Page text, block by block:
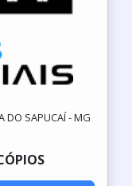
DO SAPUCAÍ - MG